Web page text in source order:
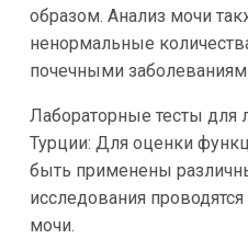
образом. Анализ мочи
ненормальные
почечными
Лабораторные тесты для
Турции: Для оценки
быть применены
исследования
мочи.